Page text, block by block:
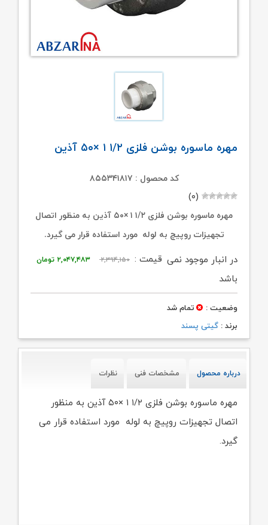
مهره ماسوره بوشن فلزی ۱/۲ ۱ ×۵۰ آذین
کد محصول : ۸۵۵۳۴۱۸۱۷
(۰)
مهره ماسوره بوشن فلزی ۱/۲ ۱ ×۵۰ آذین به منظور اتصال
تجهیزات روپیچ به لوله مورد استفاده قرار می گیرد.
قیمت : ۲,۳۹۴,۱۵۰
قیمت
۲,۳۹۴,۱۵۰ تومان
۲,۰۴۷,۴۸۳ تومان
۲,۰۴۷,۴۸۳
در انبار موجود نمی
باشد
وضعیت :
تمام شد
برند : گیتی پسند
درباره محصول مشخصات فنی نظرات
مهره ماسوره بوشن فلزی ۱/۲ ۱ ×۵۰ آذین به منظور
اتصال تجهیزات روپیچ به لوله مورد استفاده قرار می
گیرد.